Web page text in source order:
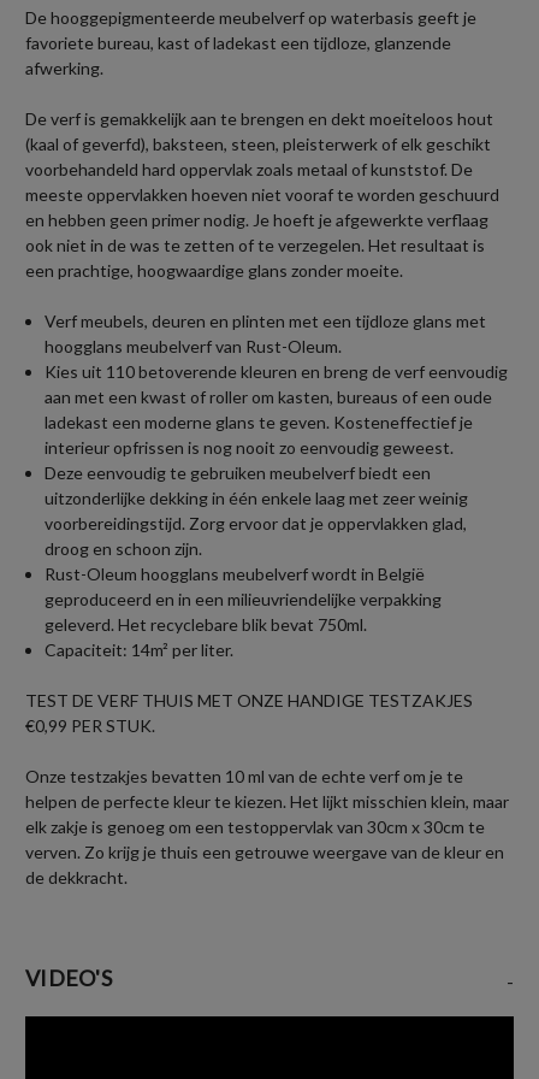
De hooggepigmenteerde meubelverf op waterbasis geeft je
favoriete bureau, kast of ladekast een tijdloze, glanzende
afwerking.
De verf is gemakkelijk aan te brengen en dekt moeiteloos hout
(kaal of geverfd), baksteen, steen, pleisterwerk of elk geschikt
voorbehandeld hard oppervlak zoals metaal of kunststof. De
meeste oppervlakken hoeven niet vooraf te worden geschuurd
en hebben geen primer nodig. Je hoeft je afgewerkte verflaag
ook niet in de was te zetten of te verzegelen. Het resultaat is
een prachtige, hoogwaardige glans zonder moeite.
Verf meubels, deuren en plinten met een tijdloze glans met
hoogglans meubelverf van Rust-Oleum.
Kies uit 110 betoverende kleuren en breng de verf eenvoudig
aan met een kwast of roller om kasten, bureaus of een oude
ladekast een moderne glans te geven. Kosteneffectief je
interieur opfrissen is nog nooit zo eenvoudig geweest.
Deze eenvoudig te gebruiken meubelverf biedt een
uitzonderlijke dekking in één enkele laag met zeer weinig
voorbereidingstijd. Zorg ervoor dat je oppervlakken glad,
droog en schoon zijn.
Rust-Oleum hoogglans meubelverf wordt in België
geproduceerd en in een milieuvriendelijke verpakking
geleverd. Het recyclebare blik bevat 750ml.
Capaciteit: 14m² per liter.
TEST DE VERF THUIS MET ONZE HANDIGE TESTZAKJES
€0,99 PER STUK.
Onze testzakjes bevatten 10 ml van de echte verf om je te
helpen de perfecte kleur te kiezen. Het lijkt misschien klein, maar
elk zakje is genoeg om een testoppervlak van 30cm x 30cm te
verven. Zo krijg je thuis een getrouwe weergave van de kleur en
de dekkracht.
VIDEO'S -